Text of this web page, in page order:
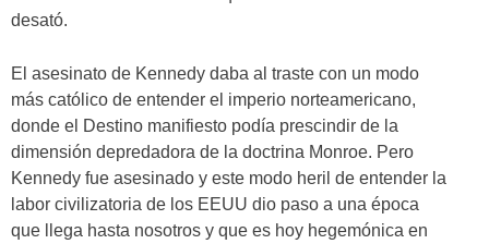
desató.
El asesinato de Kennedy daba al traste con un modo
más católico de entender el imperio norteamericano,
donde el Destino manifiesto podía prescindir de la
dimensión depredadora de la doctrina Monroe. Pero
Kennedy fue asesinado y este modo heril de entender la
labor civilizatoria de los EEUU dio paso a una época
que llega hasta nosotros y que es hoy hegemónica en